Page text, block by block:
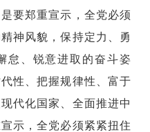
要郑重宣示，全党必须
神风貌，保持定力、勇
怠、锐意进取的奋斗姿
性、把握规律性、富于
代化国家、全面推进中
示，全党必须紧紧扭住